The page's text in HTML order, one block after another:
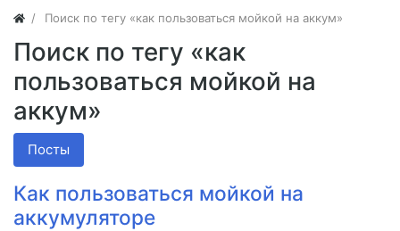
Поиск по тегу «как пользоваться мойкой на аккум»
Поиск по тегу «как
пользоваться мойкой на
аккум»
Посты
Как пользоваться мойкой на
аккумуляторе